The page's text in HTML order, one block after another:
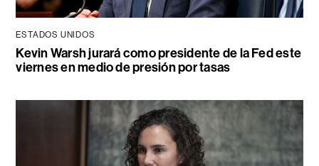
ESTADOS UNIDOS
Kevin Warsh jurará como presidente de la Fed este
viernes en medio de presión por tasas